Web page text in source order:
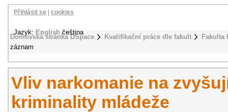
Domovská stránka DSpace Kvalifikační práce dle fakult
záznam
Přihlásit se cookies
Jazyk: English čeština
Vliv narkomanie na
kriminality mládeže